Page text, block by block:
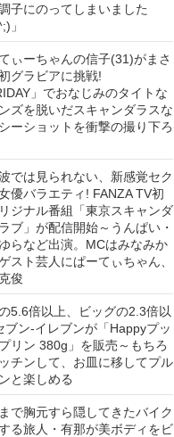
子にのってしまいました
」
ぃーちゃんの信子(31)がまさ
グラビアに挑戦!
」でおなじみのタイトな
ズを脱いだスキャンダラスな
ーショットを衝撃の撮り下ろ
では見られない、新感覚セク
優バラエティ! FANZA TV初
ジナル番組「東京スキャンダ
ブ」が配信開始～うんぱい・
らなど出演。MCはみなみか
スト芸人にぱーてぃちゃん、
俊
5.6倍以上、ビッグの2.3倍以
ブン‐イレブンが「Happyプッ
リン 380g」を販売～もちろ
チンして、お皿に移してプル
と楽しめる
で胸元すら隠してきたバイク
る旅人・有那が美ボディをビ